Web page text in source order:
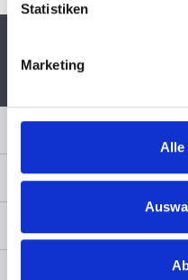
Statistiken
Marketing
Alle
Schnelle Lieferung per
Sicher Einkaufen
Zahlungsart
Service &